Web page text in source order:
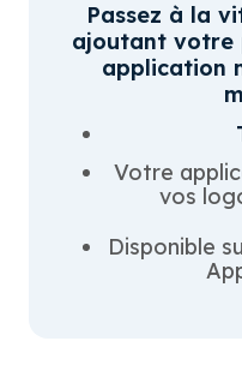
Passez à la
ajoutant votre
application
Votre
vos
Disponible